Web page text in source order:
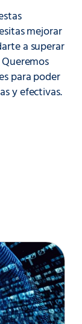
mejorar
a superar
para poder
y efectivas.